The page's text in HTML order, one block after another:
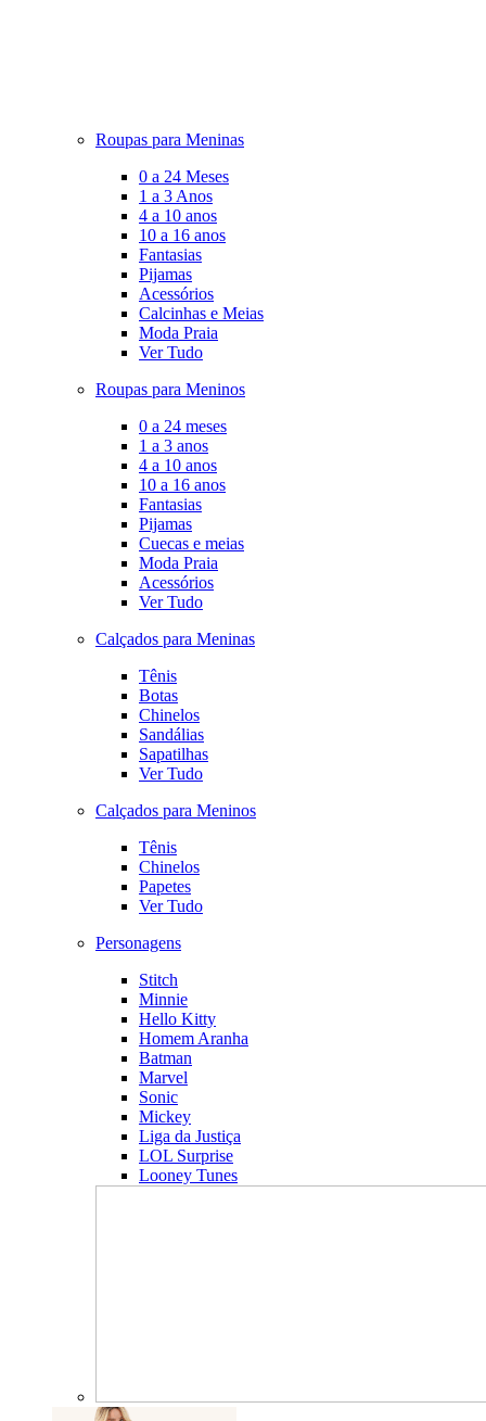
Roupas para Meninas
0 a 24 Meses
1 a 3 Anos
4 a 10 anos
10 a 16 anos
Fantasias
Pijamas
Acessórios
Calcinhas e Meias
Moda Praia
Ver Tudo
Roupas para Meninos
0 a 24 meses
1 a 3 anos
4 a 10 anos
10 a 16 anos
Fantasias
Pijamas
Cuecas e meias
Moda Praia
Acessórios
Ver Tudo
Calçados para Meninas
Tênis
Botas
Chinelos
Sandálias
Sapatilhas
Ver Tudo
Calçados para Meninos
Tênis
Chinelos
Papetes
Ver Tudo
Personagens
Stitch
Minnie
Hello Kitty
Homem Aranha
Batman
Marvel
Sonic
Mickey
Liga da Justiça
LOL Surprise
Looney Tunes